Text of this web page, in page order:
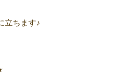
立ちます♪